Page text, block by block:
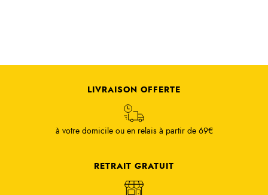
LIVRAISON OFFERTE
à votre domicile ou en relais à partir de 69€
RETRAIT GRATUIT